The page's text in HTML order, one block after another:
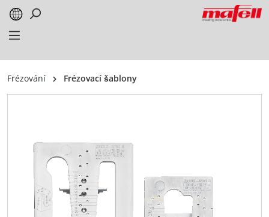
springen
Frézování Frézovací šablony